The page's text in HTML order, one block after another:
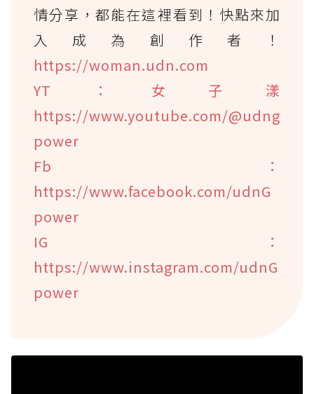
情分享，都能在這裡看到！快點來加
入成為創作者！
https://woman.udn.com
YT：女子漾
https://www.youtube.com/@udng
power
Fb：
https://www.facebook.com/udnG
power
IG：
https://www.instagram.com/udnG
power